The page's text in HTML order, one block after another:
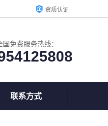
资质认证
国免费服务热线：
联系方式